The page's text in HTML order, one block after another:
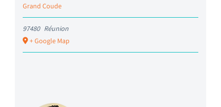
Grand Coude
97480 Réunion
+ Google Map